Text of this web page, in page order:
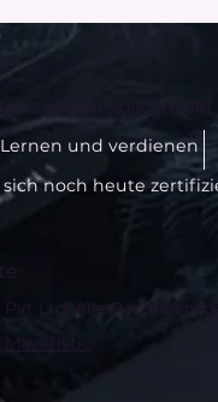
-
Lernen und verdienen
sich noch heute
Pvt Ltd. Alle Rechte
Maveristic